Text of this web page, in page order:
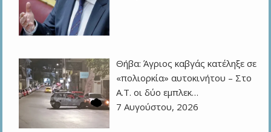
Θήβα: Άγριος καβγάς κατέληξε σε
«πολιορκία» αυτοκινήτου – Στο
Α.Τ. οι δύο εμπλεκ…
7 Αυγούστου, 2026